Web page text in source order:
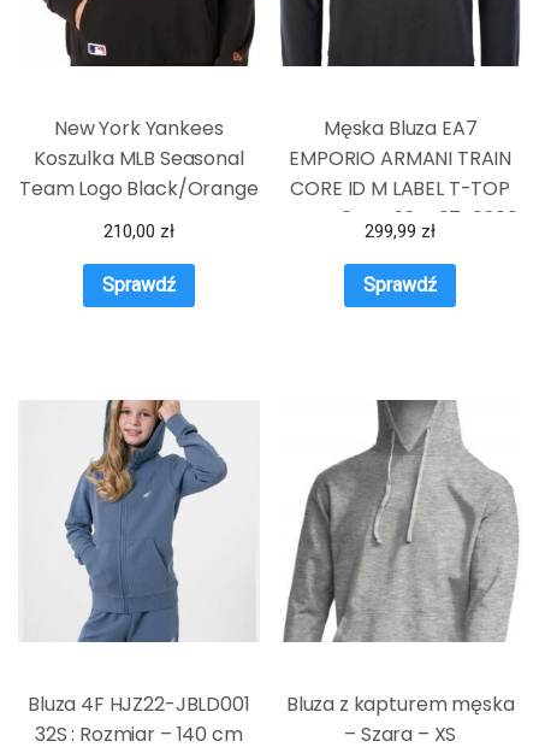
New York Yankees
Koszulka MLB Seasonal
Team Logo Black/Orange
M
210,00 zł
Sprawdź
Męska Bluza EA7
EMPORIO ARMANI TRAIN
CORE ID M LABEL T-TOP
RN BR 6HPM92PJ07Z0200
299,99 zł
Sprawdź
Bluza 4F HJZ22-JBLD001
32S : Rozmiar – 140 cm
Bluza z kapturem męska
– Szara – XS